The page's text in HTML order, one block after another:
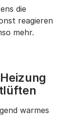
die
reagieren
mehr.
warmes